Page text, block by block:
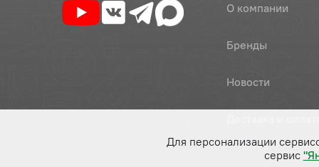
О компании
Бренды
Новости
Для персонализации
сервис